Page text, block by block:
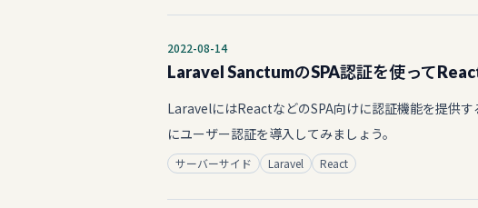
2022-08-14
Laravel SanctumのSPA認証を使って
LaravelにはReactなどのSPA向けに認証機能を提供
にユーザー認証を導入してみましょう。
サーバーサイド Laravel React